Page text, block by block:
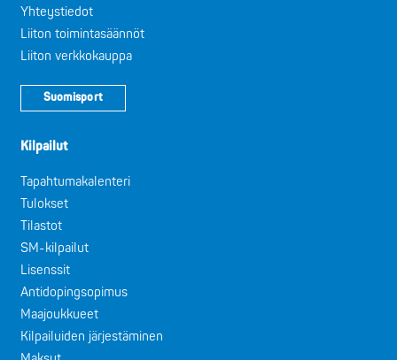
Yhteystiedot
Liiton toimintasäännöt
Liiton verkkokauppa
Suomisport
Kilpailut
Tapahtumakalenteri
Tulokset
Tilastot
SM-kilpailut
Lisenssit
Antidopingsopimus
Maajoukkueet
Kilpailuiden järjestäminen